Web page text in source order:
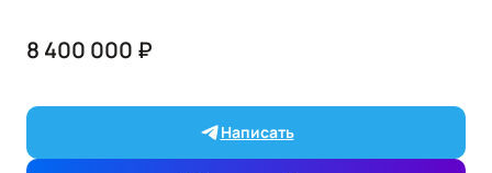
8 400 000 ₽
Написать